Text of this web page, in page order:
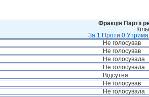
Фракція Партії
За:1 Проти:0
Не голосував
Не голосував
Не голосувала
Не голосувала
Відсутня
Не голосував
Не голосувала